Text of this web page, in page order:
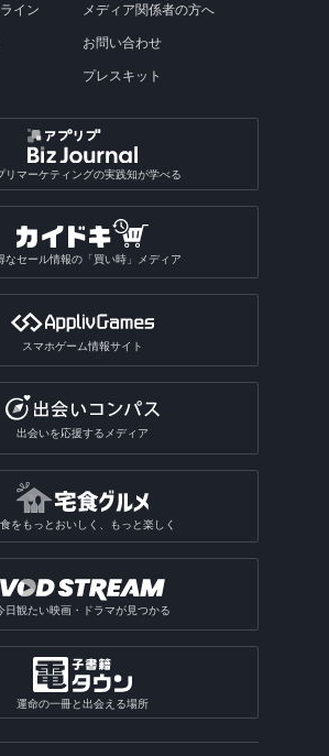
イン メディア関係者の方へ
お問い合わせ
プレスキット
リマーケティングの実践知が学べる
なセール情報の「買い時」メディア
スマホゲーム情報サイト
出会いを応援するメディア
をもっとおいしく、もっと楽しく
日観たい映画・ドラマが見つかる
運命の一冊と出会える場所